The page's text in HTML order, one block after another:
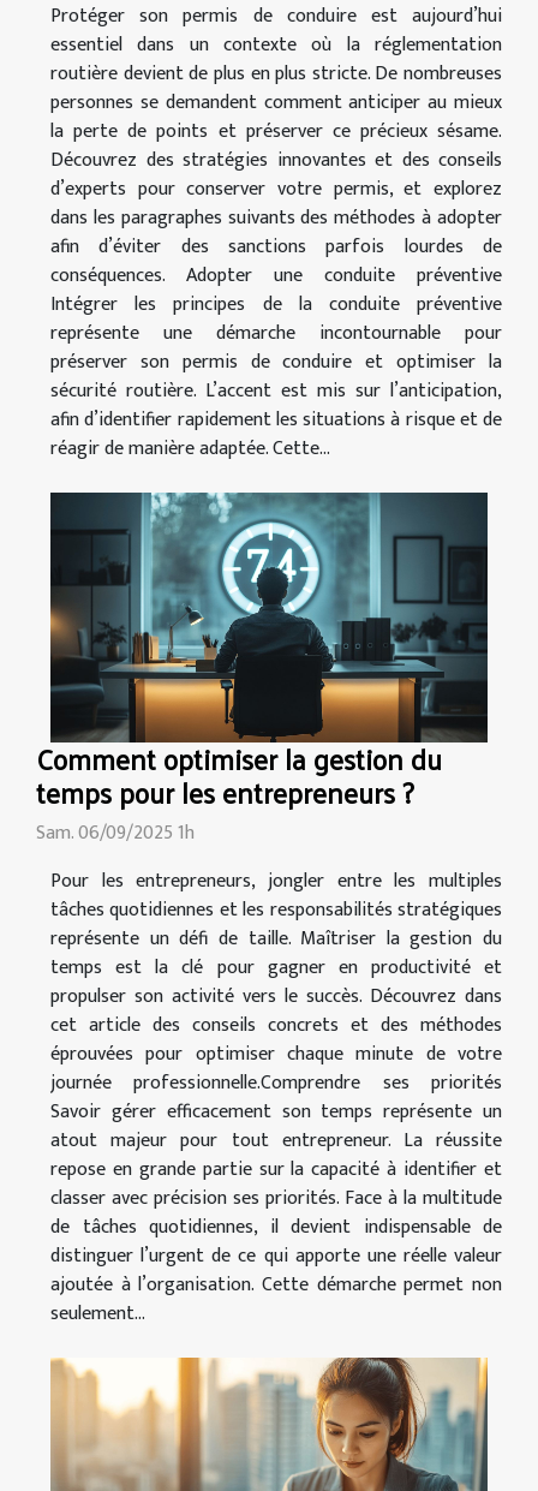
Protéger son permis de conduire est aujourd’hui
essentiel dans un contexte où la réglementation
routière devient de plus en plus stricte. De nombreuses
personnes se demandent comment anticiper au mieux
la perte de points et préserver ce précieux sésame.
Découvrez des stratégies innovantes et des conseils
d’experts pour conserver votre permis, et explorez
dans les paragraphes suivants des méthodes à adopter
afin d’éviter des sanctions parfois lourdes de
conséquences. Adopter une conduite préventive
Intégrer les principes de la conduite préventive
représente une démarche incontournable pour
préserver son permis de conduire et optimiser la
sécurité routière. L’accent est mis sur l’anticipation,
afin d’identifier rapidement les situations à risque et de
réagir de manière adaptée. Cette...
Comment optimiser la gestion du
temps pour les entrepreneurs ?
Sam. 06/09/2025 1h
Pour les entrepreneurs, jongler entre les multiples
tâches quotidiennes et les responsabilités stratégiques
représente un défi de taille. Maîtriser la gestion du
temps est la clé pour gagner en productivité et
propulser son activité vers le succès. Découvrez dans
cet article des conseils concrets et des méthodes
éprouvées pour optimiser chaque minute de votre
journée professionnelle.Comprendre ses priorités
Savoir gérer efficacement son temps représente un
atout majeur pour tout entrepreneur. La réussite
repose en grande partie sur la capacité à identifier et
classer avec précision ses priorités. Face à la multitude
de tâches quotidiennes, il devient indispensable de
distinguer l’urgent de ce qui apporte une réelle valeur
ajoutée à l’organisation. Cette démarche permet non
seulement...